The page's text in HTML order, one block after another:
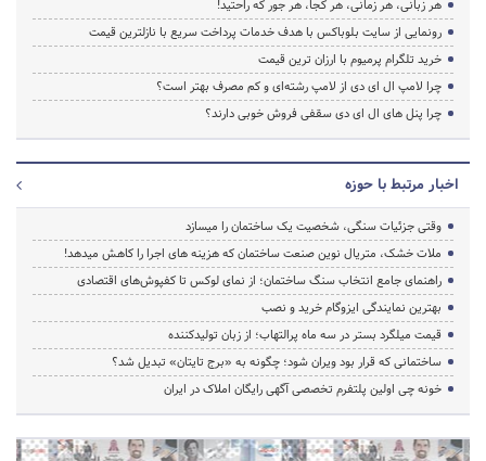
هر زبانی، هر زمانی، هر کجا، هر جور که راحتید!
رونمایی از سایت بلوباکس با هدف خدمات پرداخت سریع با نازلترین قیمت
خرید تلگرام پرمیوم با ارزان ترین قیمت
چرا لامپ ال ای دی از لامپ رشته‌ای و کم مصرف بهتر است؟
چرا پنل های ال ای دی سقفی فروش خوبی دارند؟
اخبار مرتبط با حوزه
وقتی جزئیات سنگی، شخصیت یک ساختمان را میسازد
ملات خشک، متریال نوین صنعت ساختمان که هزینه‌ های اجرا را کاهش میدهد!
راهنمای جامع انتخاب سنگ ساختمان؛ از نمای لوکس تا کفپوش‌های اقتصادی
بهترین نمایندگی ایزوگام خرید و نصب
قیمت میلگرد بستر در سه ماه پرالتهاب؛ از زبان تولیدکننده
ساختمانی که قرار بود ویران شود؛ چگونه به «برج تایتان» تبدیل شد؟
خونه چی اولین پلتفرم تخصصی آگهی رایگان املاک در ایران